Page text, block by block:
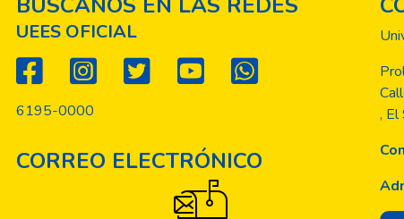
UEES OFICIAL
6195-0000
CORREO ELECTRÓNICO
, El